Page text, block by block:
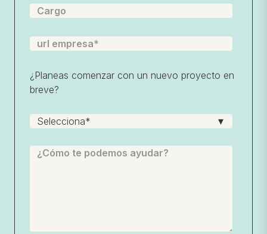
¿Planeas comenzar con un nuevo proyecto en
breve?